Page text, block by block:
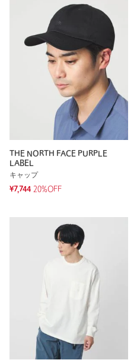
THE NORTH FACE PURPLE
LABEL
キャップ
¥7,744 20%OFF